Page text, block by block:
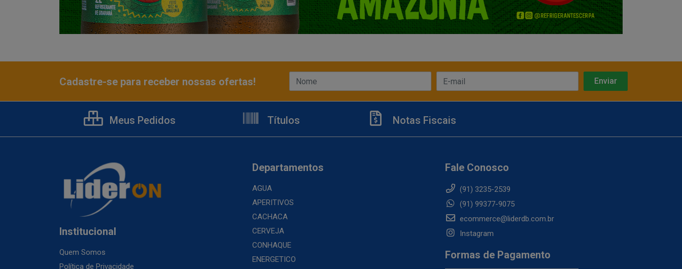
Cadastre-se para receber nossas ofertas!
Meus Pedidos Títulos Notas Fiscais
Institucional
Quem Somos
Política de Privacidade
Departamentos
AGUA
APERITIVOS
CACHACA
CERVEJA
CONHAQUE
ENERGETICO
Fale Conosco
(91) 3235-2539
(91) 99377-9075
ecommerce@liderdb.com.br
Instagram
Formas de Pagamento